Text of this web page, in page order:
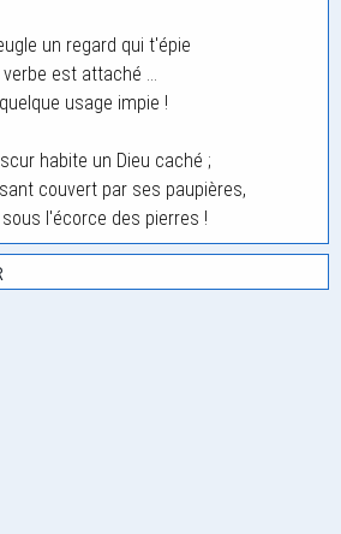
un regard qui t'épie
est attaché ...
usage impie !
habite un Dieu caché ;
couvert par ses paupières,
l'écorce des pierres !